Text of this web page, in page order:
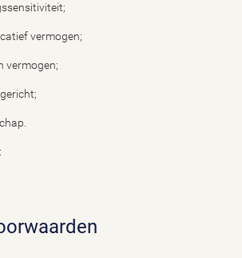
vermogen;
vermogen;